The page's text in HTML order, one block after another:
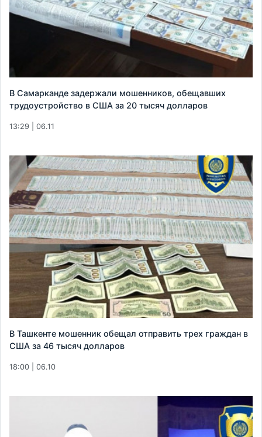
В Самарканде задержали мошенников, обещавших
трудоустройство в США за 20 тысяч долларов
13:29 | 06.11
В Ташкенте мошенник обещал отправить трех граждан в
США за 46 тысяч долларов
18:00 | 06.10